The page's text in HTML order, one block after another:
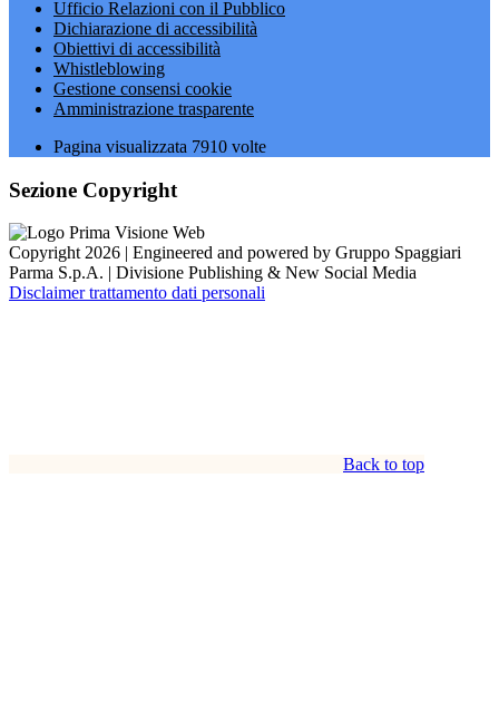
Ufficio Relazioni con il Pubblico
Dichiarazione di accessibilità
Obiettivi di accessibilità
Whistleblowing
Gestione consensi cookie
Amministrazione trasparente
Pagina visualizzata 7910 volte
Sezione Copyright
Copyright 2026 | Engineered and powered by Gruppo Spaggiari
Parma S.p.A. | Divisione Publishing & New Social Media
Disclaimer trattamento dati personali
Back to top